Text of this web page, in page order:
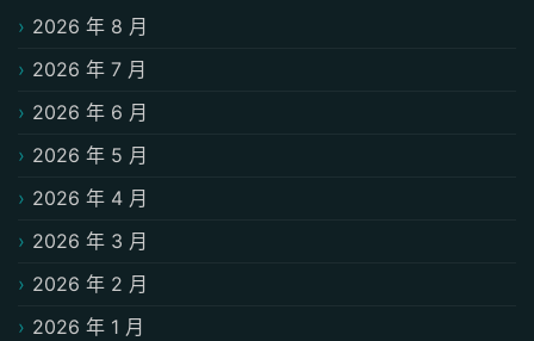
2026 年 8 月
2026 年 7 月
2026 年 6 月
2026 年 5 月
2026 年 4 月
2026 年 3 月
2026 年 2 月
2026 年 1 月